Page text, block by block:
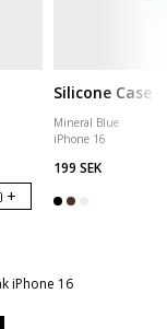
+
Silicone Case
Mineral Blue
iPhone 16
199 SEK
iPhone 16